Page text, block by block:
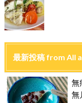
最新投稿 from All
無
無